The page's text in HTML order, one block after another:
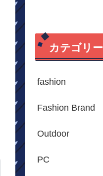
カテゴリー
fashion
Fashion Brand
Outdoor
PC